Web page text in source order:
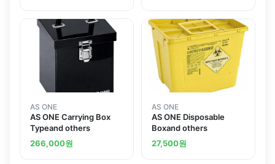
AS ONE
AS ONE Carrying Box
Typeand others
266,000원
AS ONE
AS ONE Disposable
Boxand others
27,500원